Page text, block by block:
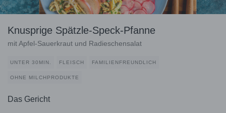
Knusprige Spätzle-Speck-Pfanne
mit Apfel-Sauerkraut und Radieschensalat
UNTER 30MIN. FLEISCH FAMILIENFREUNDLICH
OHNE MILCHPRODUKTE
Das Gericht